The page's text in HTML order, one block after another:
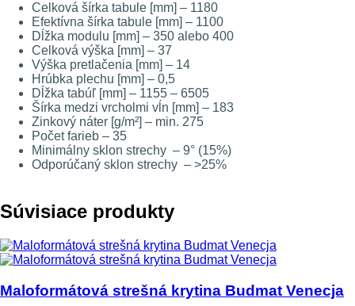
Celková šírka tabule [mm] – 1180
Efektívna šírka tabule [mm] – 1100
Dĺžka modulu [mm] – 350 alebo 400
Celková výška [mm] – 37
Výška pretlačenia [mm] – 14
Hrúbka plechu [mm] – 0,5
Dĺžka tabúľ [mm] – 1155 – 6505
Šírka medzi vrcholmi vĺn [mm] – 183
Zinkový náter [g/m²] – min. 275
Počet farieb – 35
Minimálny sklon strechy – 9° (15%)
Odporúčaný sklon strechy – >25%
Súvisiace produkty
Maloformátová strešná krytina Budmat Venecja